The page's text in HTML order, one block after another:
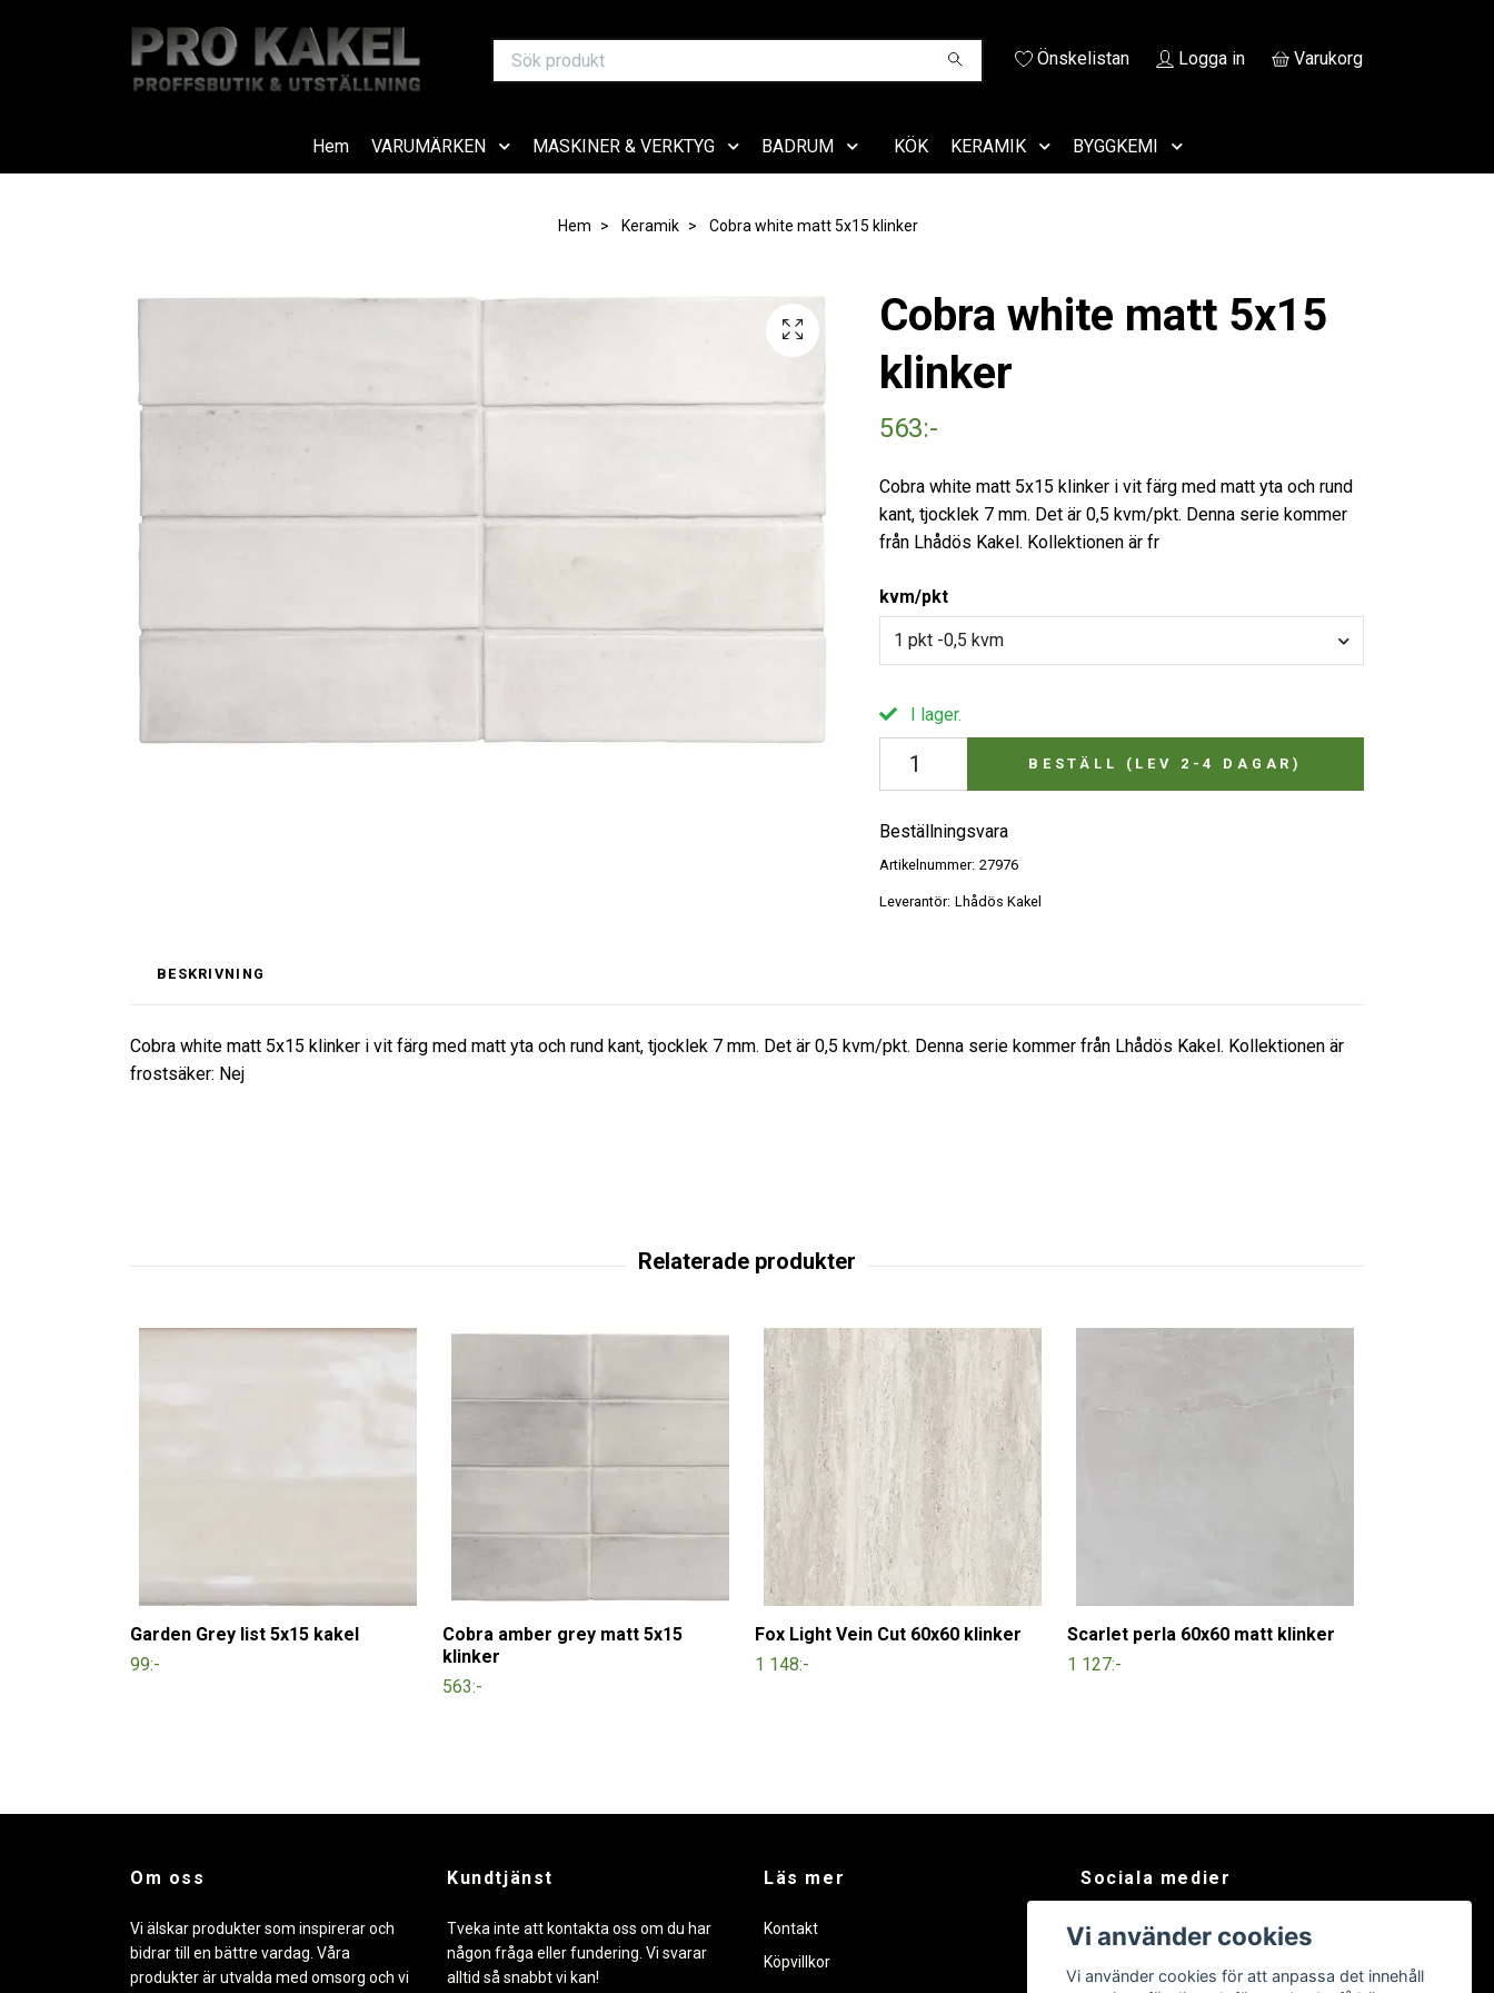
Önskelistan Logga in Varukorg
Hem VARUMÄRKEN MASKINER & VERKTYG BADRUM KÖK KERAMIK BYGGKEMI
Hem Keramik Cobra white matt 5x15 klinker
Cobra white matt 5x15
klinker
563:-
Cobra white matt 5x15 klinker i vit färg med matt yta och rund
kant, tjocklek 7 mm. Det är 0,5 kvm/pkt. Denna serie kommer
från Lhådös Kakel. Kollektionen är fr
kvm/pkt
1 pkt -0,5 kvm
I lager.
BESTÄLL (LEV 2-4 DAGAR)
Beställningsvara
Artikelnummer: 27976
Leverantör: Lhådös Kakel
BESKRIVNING
Cobra white matt 5x15 klinker i vit färg med matt yta och rund kant, tjocklek 7 mm. Det är 0,5 kvm/pkt. Denna serie kommer från Lhådös Kakel. Kollektionen är
frostsäker: Nej
Garden Grey list 5x15 kakel
99:-
Cobra amber grey matt 5x15
klinker
563:-
Fox Light Vein Cut 60x60 klinker
1 148:-
Scarlet perla 60x60 matt klinker
1 127:-
Om oss
Vi älskar produkter som inspirerar och
bidrar till en bättre vardag. Våra
produkter är utvalda med omsorg och vi
Kundtjänst
Tveka inte att kontakta oss om du har
någon fråga eller fundering. Vi svarar
alltid så snabbt vi kan!
Läs mer
Kontakt
Köpvillkor
Sociala medier
Facebook
Vi använder cookies
Vi använder cookies för att anpassa det innehåll